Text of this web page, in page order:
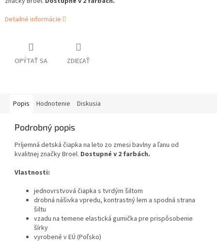
Detailné informácie
OPÝTAŤ SA ZDIEĽAŤ
Popis Hodnotenie Diskusia
Podrobný popis
Príjemná detská čiapka na leto zo zmesi bavlny a ľanu od
kvalitnej značky Broel. Dostupné v 2 farbách.
Vlastnosti:
jednovrstvová čiapka s tvrdým šiltom
drobná nášivka vpredu, kontrastný lem a spodná strana
šiltu
vzadu na temene elastická gumička pre prispôsobenie
šírky
vyrobené v EÚ (Poľsko)